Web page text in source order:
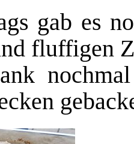
gab es
fluffigen